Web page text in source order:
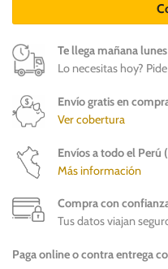
Te llega mañana lunes
Lo necesitas hoy?
Envío gratis en
Ver cobertura
Envíos a todo el Perú
Más información
Compra con
Tus datos viajan
Paga online o contra entrega